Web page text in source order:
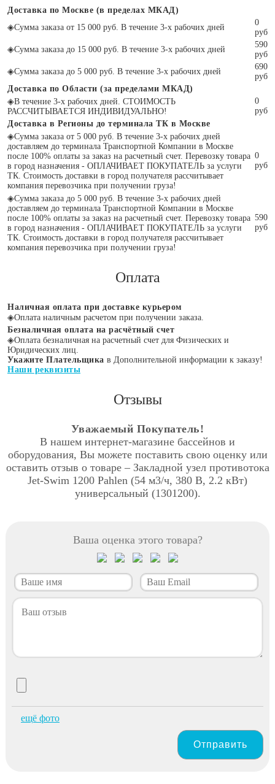
Доставка по Москве (в пределах МКАД)
◈Сумма заказа от 15 000 руб. В течение 3-х рабочих дней
0
руб
◈Сумма заказа до 15 000 руб. В течение 3-х рабочих дней
590
руб
◈Сумма заказа до 5 000 руб. В течение 3-х рабочих дней
690
руб
Доставка по Области (за пределами МКАД)
◈В течение 3-х рабочих дней. СТОИМОСТЬ
РАССЧИТЫВАЕТСЯ ИНДИВИДУАЛЬНО!
0
руб
Доставка в Регионы до терминала ТК в Москве
◈Сумма заказа от 5 000 руб. В течение 3-х рабочих дней
доставляем до терминала Транспортной Компании в Москве
после 100% оплаты за заказ на расчетный счет. Перевозку товара
в город назначения - ОПЛАЧИВАЕТ ПОКУПАТЕЛЬ за услуги
ТК. Стоимость доставки в город получателя рассчитывает
компания перевозчика при получении груза!
0
руб
◈Сумма заказа до 5 000 руб. В течение 3-х рабочих дней
доставляем до терминала Транспортной Компании в Москве
после 100% оплаты за заказ на расчетный счет. Перевозку товара
в город назначения - ОПЛАЧИВАЕТ ПОКУПАТЕЛЬ за услуги
ТК. Стоимость доставки в город получателя рассчитывает
компания перевозчика при получении груза!
590
руб
Оплата
Наличная оплата при доставке курьером
◈Оплата наличным расчетом при получении заказа.
Безналичная оплата на расчётный счет
◈Оплата безналичная на расчетный счет для Физических и
Юридических лиц.
Укажите Плательщика в Дополнительной информации к заказу!
Наши реквизиты
Отзывы
Уважаемый Покупатель!
В нашем интернет-магазине бассейнов и
оборудования, Вы можете поставить свою оценку или
оставить отзыв о товаре – Закладной узел противотока
Jet-Swim 1200 Pahlen (54 м3/ч, 380 В, 2.2 кВт)
универсальный (1301200).
Ваша оценка этого товара?
ещё фото
Отправить